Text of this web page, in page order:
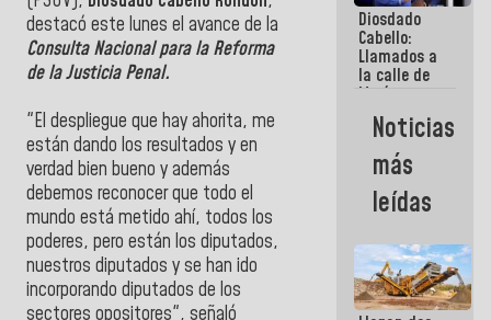
destacó este lunes el avance de la
Consulta Nacional para la Reforma
de la Justicia Penal.
"El despliegue que hay ahorita, me
están dando los resultados y en
verdad bien bueno y además
debemos reconocer que todo el
mundo está metido ahí, todos los
poderes, pero están los diputados,
nuestros diputados y se han ido
incorporando diputados de los
que ella iba
a salvar en
La Guaira?
Diosdado
Cabello:
Llamados a
la calle de
María
Machado se
estrellaron
de frente
contra el
Pueblo
Noticias
más
leídas